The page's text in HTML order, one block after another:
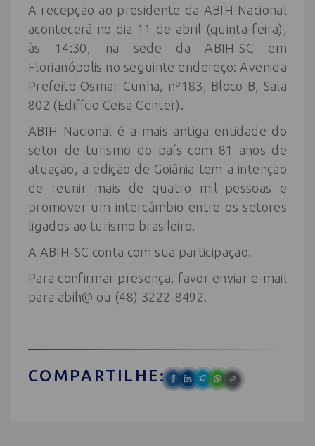
A recepção ao presidente da ABIH Nacional
acontecerá no dia 11 de abril (quinta-feira),
às 14:30, na sede da ABIH-SC em
Florianópolis no seguinte endereço: Avenida
Prefeito Osmar Cunha, nº183, Bloco B, Sala
802 (Edifício Ceisa Center).
ABIH Nacional é a mais antiga entidade do
setor de turismo do país com 81 anos de
atuação, a edição de Goiânia tem a intenção
de reunir mais de quatro mil pessoas e
promover um intercâmbio entre os setores
ligados ao turismo brasileiro.
A ABIH-SC conta com sua participação.
Para confirmar presença, favor enviar e-mail
para abih@ ou (48) 3222-8492.
COMPARTILHE: